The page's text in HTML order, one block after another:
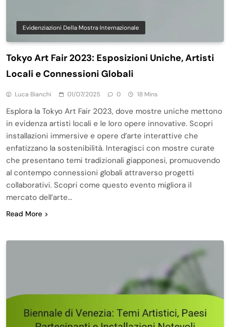
Evidenziazioni Della Mostra Internazionale
Tokyo Art Fair 2023: Esposizioni Uniche, Artisti
Locali e Connessioni Globali
Luca Bianchi 01/07/2025 0 18 Mins
Esplora la Tokyo Art Fair 2023, dove mostre uniche mettono
in evidenza artisti locali e le loro opere innovative. Scopri
installazioni immersive e opere d’arte interattive che
enfatizzano la sostenibilità. Interagisci con mostre curate
che presentano temi tradizionali giapponesi, promuovendo
al contempo connessioni globali attraverso progetti
collaborativi. Scopri come questo evento migliora il
mercato dell’arte…
Read More